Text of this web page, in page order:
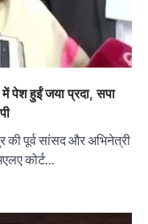
पेश हुईं जया प्रदा, सपा
की पूर्व सांसद और अभिनेत्री
कोर्ट…